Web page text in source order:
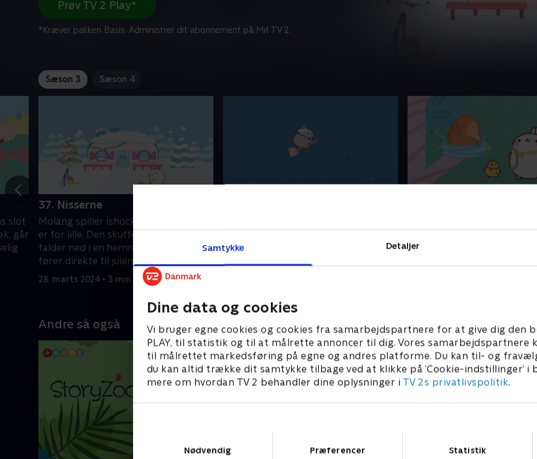
Samtykke Detaljer
Dine data og cookies
Vi bruger egne cookies og cookies fra samarbejdspartnere for at give dig den
PLAY, til statistik og til at målrette annoncer til dig. Vores samarbejdspartnere
til målrettet markedsføring på egne og andres platforme. Du kan til- og
du kan altid trække dit samtykke tilbage ved at klikke på ’Cookie-indstillinger’ i
mere om hvordan TV 2 behandler dine oplysninger i TV 2s privatlivspolitik.
Nødvendig
Præferencer Statistik
Prøv TV 2 Play*
*Kræver pakken Basis. Administrer dit abonnement på Mit TV 2.
Sæson 3 Sæson 4
slot
går
37. Nisserne
Molang spiller ishockey, men Piu Piu
er for lille. Den skuffede Piu Piu går og
falder ned i en hemmelig tunnel, der
fører direkte til julemandens
værksted!.
28. marts 2024 • 3 min
fejer med den, så vågner den! Kosten
er vild, så de to venner må forsøge at
voldsom storm, der får
Andre så også